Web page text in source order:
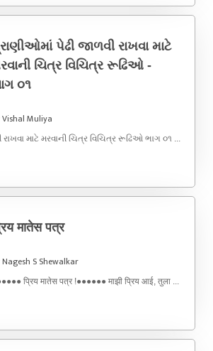
પેઢી જાળવી રાખવા માટે
ચિત્ર વિચિત્ર રૂઢિઓ -
૦૧
Vishal Muliya
માટે મરવાની ચિત્ર વિચિત્ર રૂઢિઓ ભાગ ૦૧ ...
मातेस पत्र
S Shewalkar
प्रिय मातेस पत्र !●●●●●● माझी प्रिय आई, तुला ...